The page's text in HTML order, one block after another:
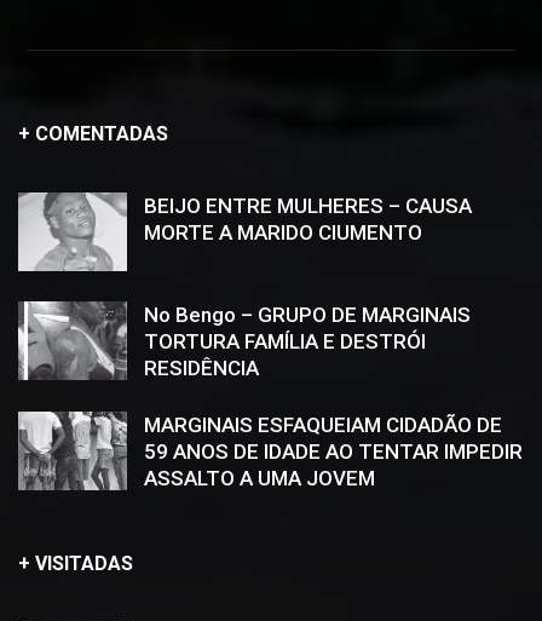
+ COMENTADAS
BEIJO ENTRE MULHERES – CAUSA
MORTE A MARIDO CIUMENTO
No Bengo – GRUPO DE MARGINAIS
TORTURA FAMÍLIA E DESTRÓI
RESIDÊNCIA
MARGINAIS ESFAQUEIAM CIDADÃO DE
59 ANOS DE IDADE AO TENTAR IMPEDIR
ASSALTO A UMA JOVEM
+ VISITADAS